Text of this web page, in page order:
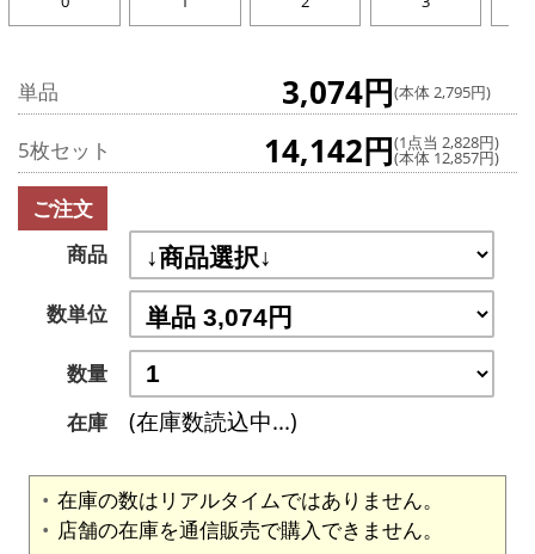
単品 3,074円(本体 2,795円)
5枚セット 14,142円(1点当 2,828円)
(本体 12,857円)
ご注文
商品
数単位
数量
在庫
(在庫数読込中...)
在庫の数はリアルタイムではありません。
店舗の在庫を通信販売で購入できません。